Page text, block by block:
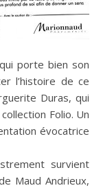
porte bien son
l’histoire de ce
Duras, qui
Folio. Un
évocatrice
survient
Maud Andrieux,